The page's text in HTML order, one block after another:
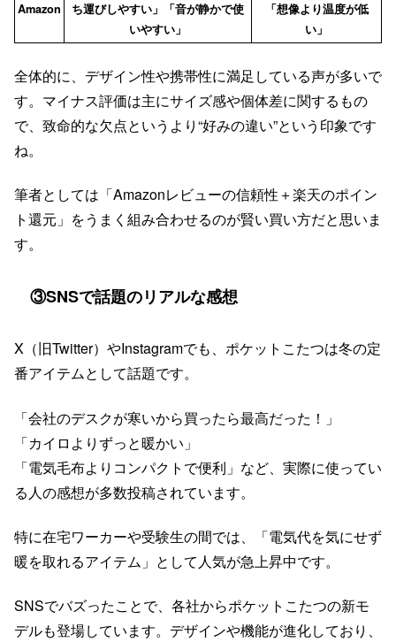
Amazon
ち運びしやすい」「音が静かで使
いやすい」
「想像より温度が低
い」
全体的に、デザイン性や携帯性に満足している声が多いで
す。マイナス評価は主にサイズ感や個体差に関するもの
で、致命的な欠点というより“好みの違い”という印象です
ね。
筆者としては「Amazonレビューの信頼性＋楽天のポイン
ト還元」をうまく組み合わせるのが賢い買い方だと思いま
す。
③SNSで話題のリアルな感想
X（旧Twitter）やInstagramでも、ポケットこたつは冬の定
番アイテムとして話題です。
「会社のデスクが寒いから買ったら最高だった！」
「カイロよりずっと暖かい」
「電気毛布よりコンパクトで便利」など、実際に使ってい
る人の感想が多数投稿されています。
特に在宅ワーカーや受験生の間では、「電気代を気にせず
暖を取れるアイテム」として人気が急上昇中です。
SNSでバズったことで、各社からポケットこたつの新モ
デルも登場しています。デザインや機能が進化しており、